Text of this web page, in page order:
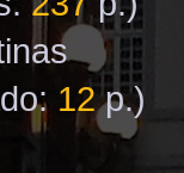
12p.)